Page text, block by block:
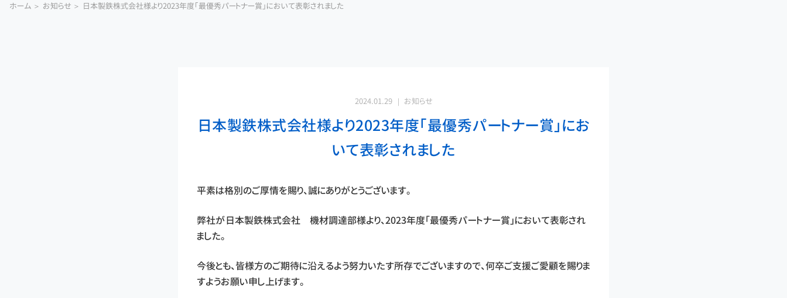
ホーム お知らせ 日本製鉄株式会社様より2023年度「最優秀パートナー賞」において表彰されました
2024.01.29 お知らせ
日本製鉄株式会社様より2023年度「最優秀パートナー賞」にお
いて表彰されました
平素は格別のご厚情を賜り、誠にありがとうございます。
弊社が日本製鉄株式会社 機材調達部様より、2023年度「最優秀パートナー賞」において表彰され
ました。
今後とも、皆様方のご期待に沿えるよう努力いたす所存でございますので、何卒ご支援ご愛顧を賜りま
すようお願い申し上げます。